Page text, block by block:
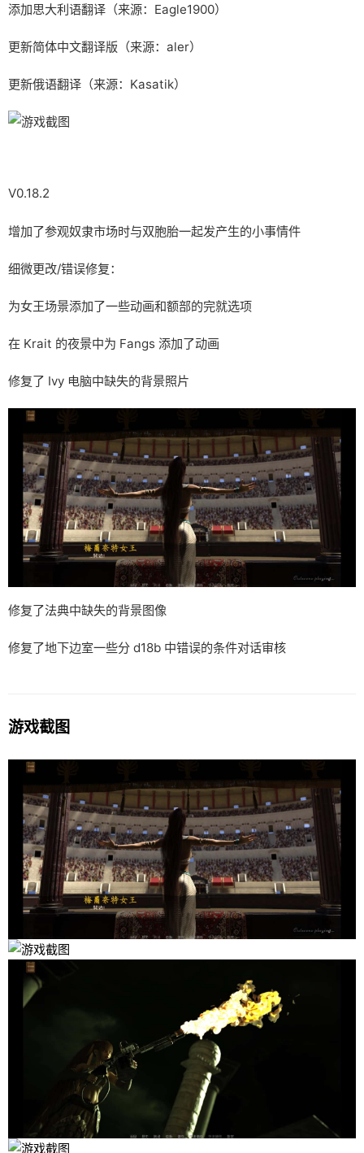
添加思大利语翻译（来源：Eagle1900）
更新简体中文翻译版（来源：aler）
更新俄语翻译（来源：Kasatik）
V0.18.2
增加了参观奴隶市场时与双胞胎一起发产生的小事情件
细微更改/错误修复：
为女王场景添加了一些动画和额部的完就选项
在 Krait 的夜景中为 Fangs 添加了动画
修复了 Ivy 电脑中缺失的背景照片
修复了法典中缺失的背景图像
修复了地下边室一些分 d18b 中错误的条件对话审核
游戏截图